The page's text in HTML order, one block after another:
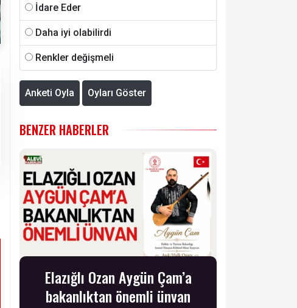
İdare Eder
Daha iyi olabilirdi
Renkler değişmeli
Anketi Oyla Oyları Göster
BENZER HABERLER
Elazığlı Ozan Aygün Çam’a
bakanlıktan önemli ünvan